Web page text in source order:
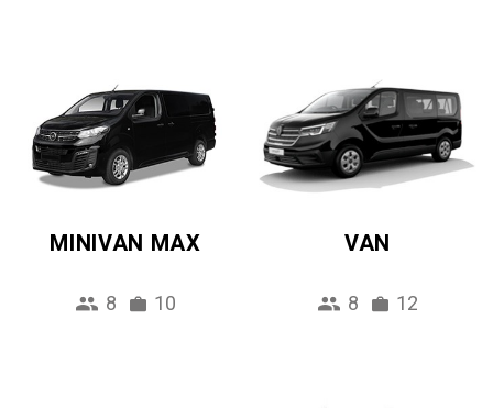
MINIVAN MAX
8 10
VAN
8 12